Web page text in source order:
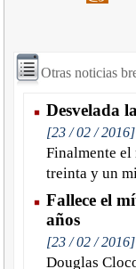
Otras noticias
Desvelada
[23 / 02 / 2016]
Finalmente el
treinta y un
Fallece el
años
[23 / 02 / 2016]
Douglas